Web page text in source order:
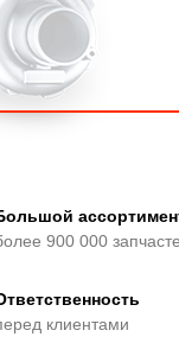
900 000
клиентами